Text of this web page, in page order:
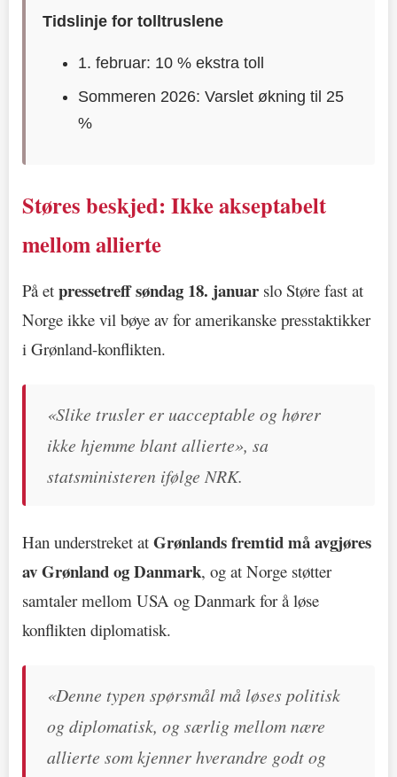
Tidslinje for tolltruslene
1. februar: 10 % ekstra toll
Sommeren 2026: Varslet økning til 25
%
Støres beskjed: Ikke akseptabelt
mellom allierte
På et pressetreff søndag 18. januar slo Støre fast at
Norge ikke vil bøye av for amerikanske presstaktikker
i Grønland-konflikten.
«Slike trusler er uacceptable og hører
ikke hjemme blant allierte», sa
statsministeren ifølge NRK.
Han understreket at Grønlands fremtid må avgjøres
av Grønland og Danmark, og at Norge støtter
samtaler mellom USA og Danmark for å løse
konflikten diplomatisk.
«Denne typen spørsmål må løses politisk
og diplomatisk, og særlig mellom nære
allierte som kjenner hverandre godt og